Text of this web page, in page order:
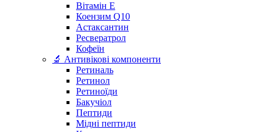
Вітамін Е
Коензим Q10
Астаксантин
Ресвератрол
Кофеїн
🔬 Антивікові компоненти
Ретиналь
Ретинол
Ретиноїди
Бакучіол
Пептиди
Мідні пептиди